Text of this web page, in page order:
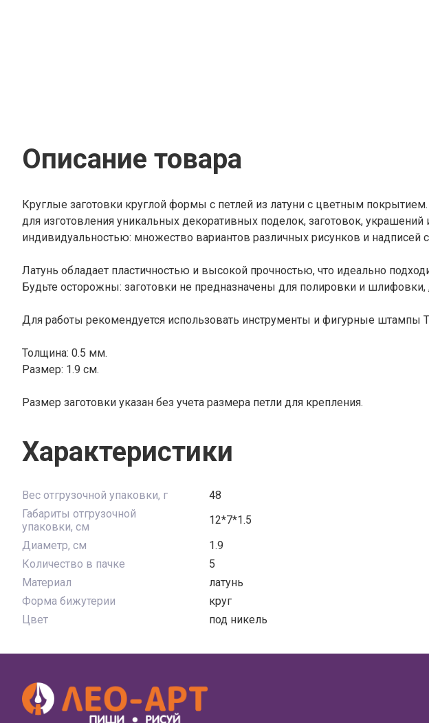
Описание товара
Круглые заготовки круглой формы с петлей из латуни с цветным
для изготовления уникальных декоративных поделок, заготовок,
индивидуальностью: множество вариантов различных рисунков и
Латунь обладает пластичностью и высокой прочностью, что идеально
Будьте осторожны: заготовки не предназначены для полировки и
Для работы рекомендуется использовать инструменты и фигурные штампы
Толщина: 0.5 мм.
Размер: 1.9 см.
Размер заготовки указан без учета размера петли для крепления.
Характеристики
Вес отгрузочной упаковки, г
48
Габариты отгрузочной
упаковки, см
12*7*1.5
Диаметр, см
1.9
Количество в пачке
5
Материал
латунь
Форма бижутерии
круг
Цвет
под никель